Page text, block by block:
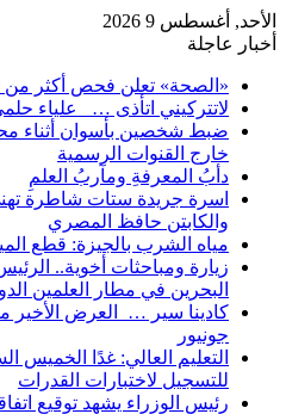
الأحد, أغسطس 9 2026
أخبار عاجلة
«الصحة» تعلن فحص أكثر من 10 ملايين طفل
لاتتركيني اتأذى … علياء
ضبط شخصين بأسوان أثناء
خارج القنوات الرسمية
دأبُ المعرفةِ ومآربُ العلمِ
اسرة جريدة ستات شاطرة
والكابتن حافظ المصري
مياه الشرب بالجيزة: قطع
زيارة ومباحثات أخوية..
البحرين في مطار العلمين
كادينا سير … العرض الأخير
جونيور
التعليم العالي: غدًا الخميس
للتسجيل لاختبارات القدرات
رئيس الوزراء يشهد توقيع